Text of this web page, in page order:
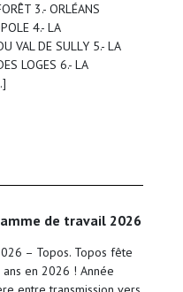
3.- ORLÉANS
4.- LA
VAL DE SULLY 5.- LA
LOGES 6.- LA
de travail 2026
– Topos. Topos fête
en 2026 ! Année